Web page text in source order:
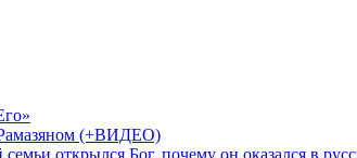
(+ВИДЕО)
открылся Бог, почему он оказался в